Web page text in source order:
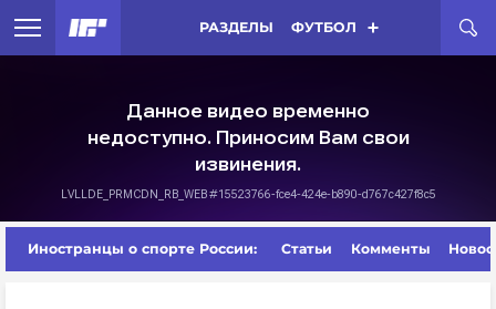
РАЗДЕЛЫ ФУТБОЛ
Иностранцы о спорте России: Статьи Комменты